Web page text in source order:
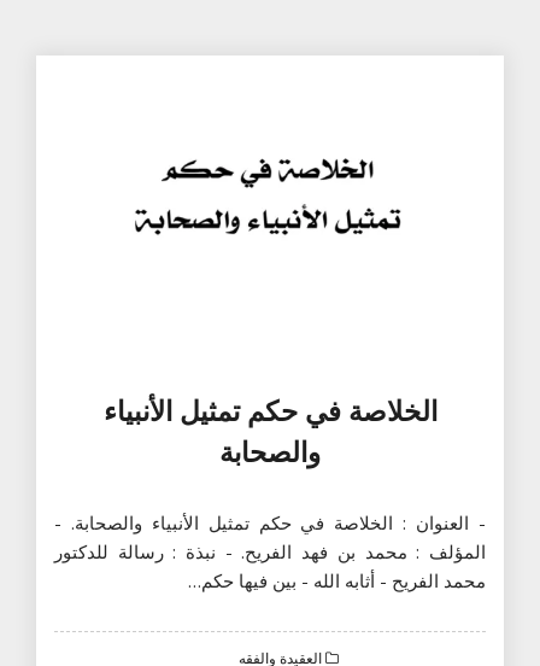
الخلاصة في حكم تمثيل الأنبياء
والصحابة
- العنوان : الخلاصة في حكم تمثيل الأنبياء والصحابة. -
المؤلف : محمد بن فهد الفريح. - نبذة : رسالة للدكتور
محمد الفريح - أثابه الله - بين فيها حكم…
العقيدة والفقه